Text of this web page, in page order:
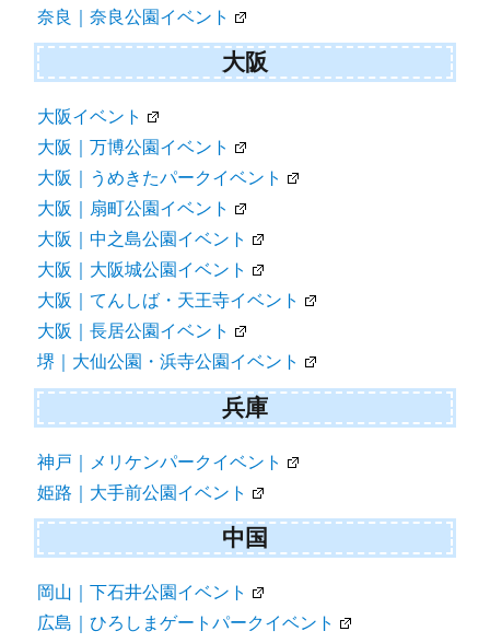
奈良｜奈良公園イベント
大阪
大阪イベント
大阪｜万博公園イベント
大阪｜うめきたパークイベント
大阪｜扇町公園イベント
大阪｜中之島公園イベント
大阪｜大阪城公園イベント
大阪｜てんしば・天王寺イベント
大阪｜長居公園イベント
堺｜大仙公園・浜寺公園イベント
兵庫
神戸｜メリケンパークイベント
姫路｜大手前公園イベント
中国
岡山｜下石井公園イベント
広島｜ひろしまゲートパークイベント